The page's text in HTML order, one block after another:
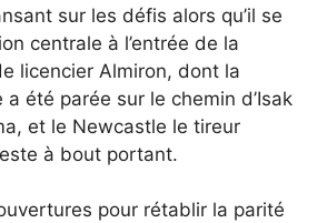
sur les défis alors qu’il se
centrale à l’entrée de la
licencier Almiron, dont la
été parée sur le chemin d’Isak
et le Newcastle le tireur
à bout portant.
pour rétablir la parité